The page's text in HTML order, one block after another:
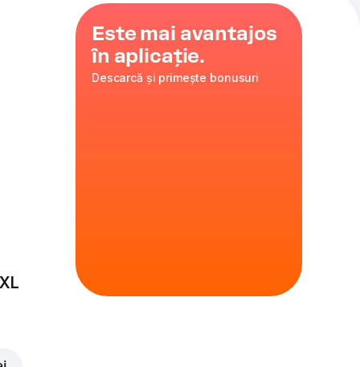
Este mai avantajos
în aplicație.
Descarcă și primește bonusuri